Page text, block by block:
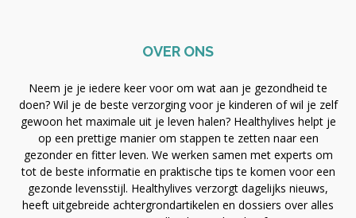
OVER ONS
Neem je je iedere keer voor om wat aan je gezondheid te
doen? Wil je de beste verzorging voor je kinderen of wil je zelf
gewoon het maximale uit je leven halen? Healthylives helpt je
op een prettige manier om stappen te zetten naar een
gezonder en fitter leven. We werken samen met experts om
tot de beste informatie en praktische tips te komen voor een
gezonde levensstijl. Healthylives verzorgt dagelijks nieuws,
heeft uitgebreide achtergrondartikelen en dossiers over alles